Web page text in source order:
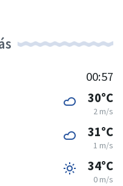
00:57
30°C
2 m/s
31°C
1 m/s
34°C
0 m/s